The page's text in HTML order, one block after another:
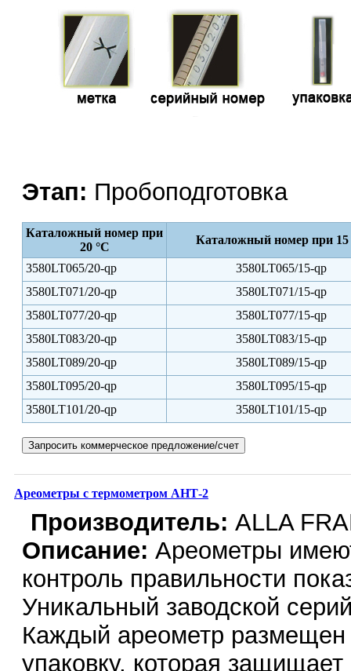
Этап: Пробоподготовка
Каталожный номер при
20 °С
Каталожный номер при 15
3580LT065/20-qp
3580LT065/15-qp
3580LT071/20-qp
3580LT071/15-qp
3580LT077/20-qp
3580LT077/15-qp
3580LT083/20-qp
3580LT083/15-qp
3580LT089/20-qp
3580LT089/15-qp
3580LT095/20-qp
3580LT095/15-qp
3580LT101/20-qp
3580LT101/15-qp
Ареометры с термометром АНТ-2
Производитель: ALLA
Описание: Ареометры
контроль правильности
Уникальный заводской
Каждый ареометр размещен
упаковку, которая